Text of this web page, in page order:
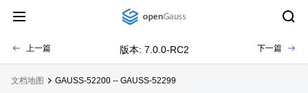
上一篇 版本: 7.0.0-RC2 下一篇
文档地图 GAUSS-52200 -- GAUSS-52299